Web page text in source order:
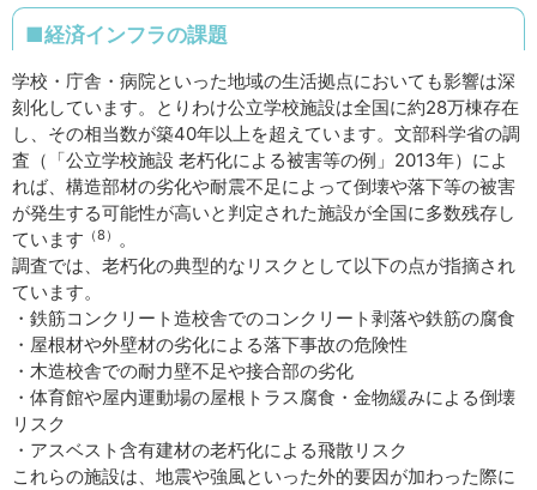
■経済インフラの課題
学校・庁舎・病院といった地域の生活拠点においても影響は深
刻化しています。とりわけ公立学校施設は全国に約28万棟存在
し、その相当数が築40年以上を超えています。文部科学省の調
査（「公立学校施設 老朽化による被害等の例」2013年）によ
れば、構造部材の劣化や耐震不足によって倒壊や落下等の被害
が発生する可能性が高いと判定された施設が全国に多数残存し
ています （8） 。
調査では、老朽化の典型的なリスクとして以下の点が指摘され
ています。
・鉄筋コンクリート造校舎でのコンクリート剥落や鉄筋の腐食
・屋根材や外壁材の劣化による落下事故の危険性
・木造校舎での耐力壁不足や接合部の劣化
・体育館や屋内運動場の屋根トラス腐食・金物緩みによる倒壊
リスク
・アスベスト含有建材の老朽化による飛散リスク
これらの施設は、地震や強風といった外的要因が加わった際に